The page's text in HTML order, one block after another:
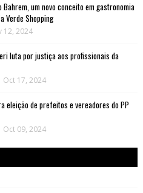
Bahrem, um novo conceito em gastronomia
Verde Shopping
12, 2024
luta por justiça aos profissionais da
Oct 17, 2024
eleição de prefeitos e vereadores do PP
Oct 09, 2024